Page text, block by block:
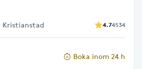
Kristianstad 4.74534
Boka inom 24 h